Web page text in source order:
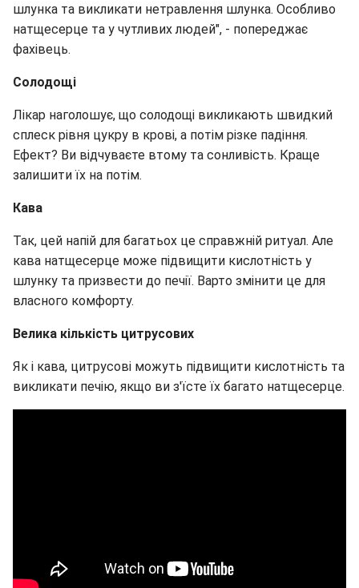
шлунка та викликати нетравлення шлунка. Особливо
натщесерце та у чутливих людей", - попереджає
фахівець.
Солодощі
Лікар наголошує, що солодощі викликають швидкий
сплеск рівня цукру в крові, а потім різке падіння.
Ефект? Ви відчуваєте втому та сонливість. Краще
залишити їх на потім.
Кава
Так, цей напій для багатьох це справжній ритуал. Але
кава натщесерце може підвищити кислотність у
шлунку та призвести до печії. Варто змінити це для
власного комфорту.
Велика кількість цитрусових
Як і кава, цитрусові можуть підвищити кислотність та
викликати печію, якщо ви з'їсте їх багато натщесерце.